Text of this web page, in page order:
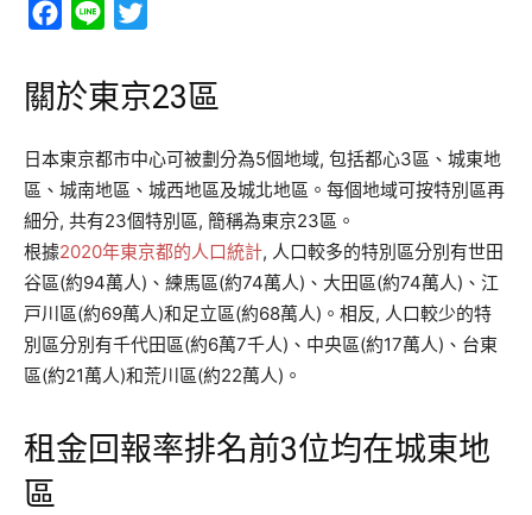
Facebook
Line
關於東京23區
日本東京都市中心可被劃分為5個地域, 包括都心3區、城東地
區、城南地區、城西地區及城北地區。每個地域可按特別區再
細分, 共有23個特別區, 簡稱為東京23區。
根據2020年東京都的人口統計, 人口較多的特別區分別有世田
谷區(約94萬人)、練馬區(約74萬人)、大田區(約74萬人)、江
戸川區(約69萬人)和足立區(約68萬人)。相反, 人口較少的特
別區分別有千代田區(約6萬7千人)、中央區(約17萬人)、台東
區(約21萬人)和荒川區(約22萬人)。
租金回報率排名前3位均在城東地
區